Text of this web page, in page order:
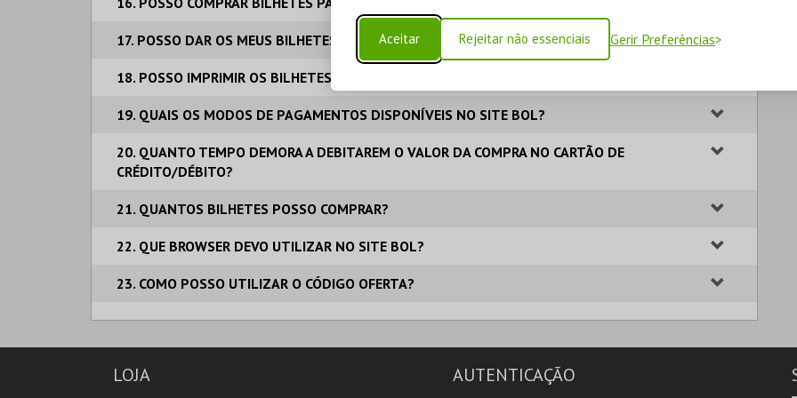
Aceitar Rejeitar não essenciais Gerir Preferências
17. POSSO DAR OS MEUS BILHETES A OUTRA PESSOA?
18. POSSO IMPRIMIR OS BILHETES A PRETO E BRANCO?
19. QUAIS OS MODOS DE PAGAMENTOS DISPONÍVEIS NO SITE BOL?
20. QUANTO TEMPO DEMORA A DEBITAREM O VALOR DA COMPRA NO CARTÃO DE
CRÉDITO/DÉBITO?
21. QUANTOS BILHETES POSSO COMPRAR?
22. QUE BROWSER DEVO UTILIZAR NO SITE BOL?
23. COMO POSSO UTILIZAR O CÓDIGO OFERTA?
LOJA AUTENTICAÇÃO